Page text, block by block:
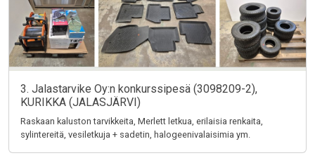
3. Jalastarvike Oy:n konkurssipesä (3098209-2),
KURIKKA (JALASJÄRVI)
Raskaan kaluston tarvikkeita, Merlett letkua, erilaisia renkaita,
sylintereitä, vesiletkuja + sadetin, halogeenivalaisimia ym.